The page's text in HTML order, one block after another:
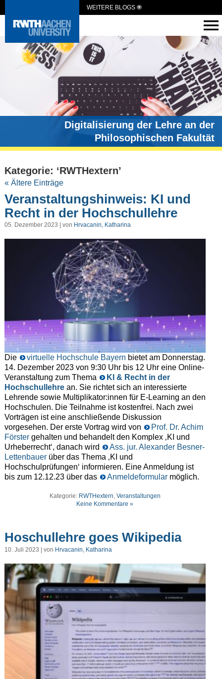
WEITERE BLOGS
Digitalisierung der Lehre an der
Philosophischen Fakultät
Kategorie: ‘RWTHextern’
« Ältere Einträge
Veranstaltungshinweis: KI und
Recht in der Hochschullehre
05. Dezember 2023 | von Hrvacanin, Katharina
Die virtuelle Hochschule Bayern bietet am Donnerstag.
14. Dezember 2023 von 9:30 Uhr bis 12 Uhr eine Online-
Veranstaltung zum Thema
KI & Recht in der
Hochschullehrean. Sie richtet sich an interessierte
Lehrende sowie Multiplikator:innen für E-Learning an den
Hochschulen. Die Teilnahme ist kostenfrei. Nach zwei
Vorträgen ist eine anschließende Diskussion
vorgesehen. Der erste Vortrag wird von
Prof. Dr. Achim
Förstergehalten und behandelt den Komplex ‚KI und
Urheberrecht‘, danach wird
Ass. jur. Alexander Besner-
Lettenbauerüber das Thema ‚KI und
Hochschulprüfungen‘ informieren. Eine Anmeldung ist
bis zum 12.12.23 über das
Anmeldeformularmöglich.
Kategorie: RWTHextern, Veranstaltungen
Keine Kommentare »
Hoschullehre goes Wikipedia
10. Juli 2023 | von Hrvacanin, Katharina